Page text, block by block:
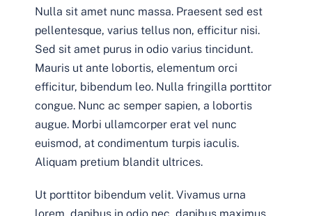
Nulla sit amet nunc massa. Praesent sed est
pellentesque, varius tellus non, efficitur nisi.
Sed sit amet purus in odio varius tincidunt.
Mauris ut ante lobortis, elementum orci
efficitur, bibendum leo. Nulla fringilla porttitor
congue. Nunc ac semper sapien, a lobortis
augue. Morbi ullamcorper erat vel nunc
euismod, at condimentum turpis iaculis.
Aliquam pretium blandit ultrices.
Ut porttitor bibendum velit. Vivamus urna